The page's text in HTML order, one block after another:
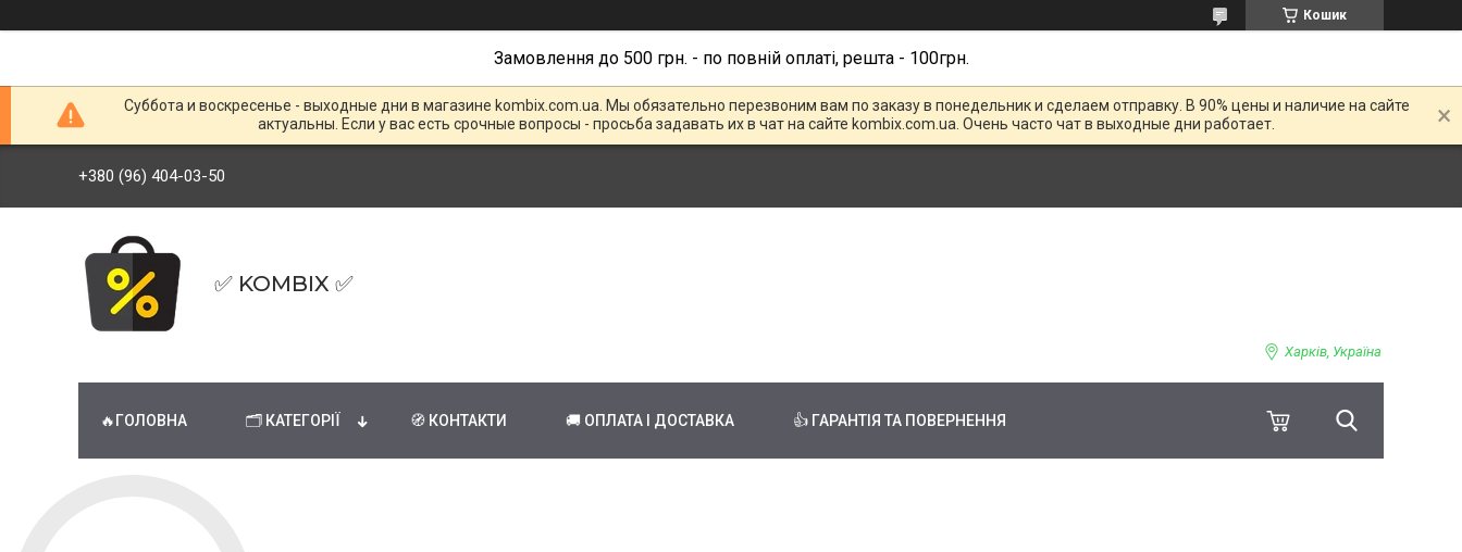
Кошик
Замовлення до 500 грн. - по повній оплаті, решта - 100грн.
Суббота и воскресенье - выходные дни в магазине kombix.com.ua. Мы обязательно перезвоним вам по заказу в понедельник и сделаем отправку. В 90% цены и наличие на сайте
актуальны. Если у вас есть срочные вопросы - просьба задавать их в чат на сайте kombix.com.ua. Очень часто чат в выходные дни работает.
+380 (96) 404-03-50
✅ KOMBIX ✅
Харків, Україна
🔥ГОЛОВНА 🗂 КАТЕГОРІЇ 🧭 КОНТАКТИ 🚚 ОПЛАТА І ДОСТАВКА 👍 ГАРАНТІЯ ТА ПОВЕРНЕННЯ